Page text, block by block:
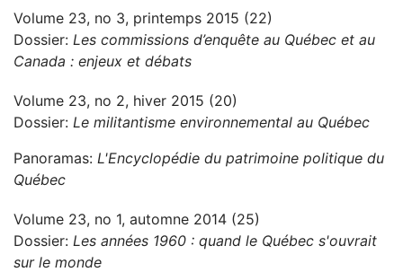
Volume 23, no 3, printemps 2015 (22)
Dossier: Les commissions d’enquête au Québec et au
Canada : enjeux et débats
Volume 23, no 2, hiver 2015 (20)
Dossier: Le militantisme environnemental au Québec
Panoramas: L'Encyclopédie du patrimoine politique du
Québec
Volume 23, no 1, automne 2014 (25)
Dossier: Les années 1960 : quand le Québec s'ouvrait
sur le monde